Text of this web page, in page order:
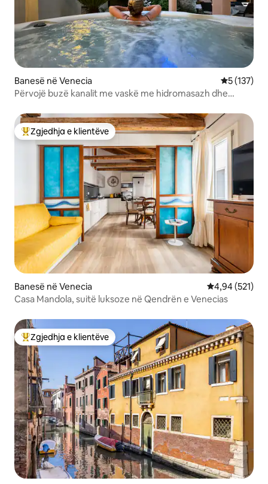
Banesë në Venecia Vlerësimi
5 (137)
Përvojë buzë kanalit me vaskë me hidromasazh dhe
Më të mirat e zgjedhjeve të klientëve
Zgjedhja e klientëve
Banesë në Venecia Vlerësimi
4,94 (521)
Casa Mandola, suitë luksoze në Qendrën e Venecias
Më të mirat e zgjedhjeve të klientëve
Zgjedhja e klientëve